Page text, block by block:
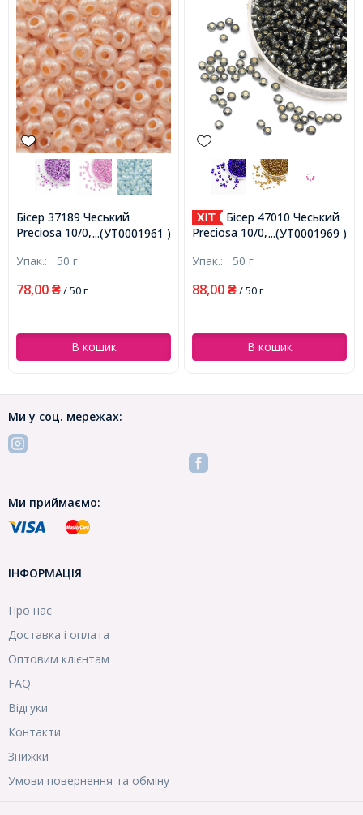
...(УТ0001961 )
Бісер 37189 Чеський
Preciosa 10/0, Алебастр AL,
(УТ0001961)
Упак.: 50 г
78,00 ₴/ 50 г
В кошик
...(УТ0001969 )
Бісер 47010 Чеський
Preciosa 10/0, Прозорий з
Чорний, Круглий,
Упак.: 50 г
88,00 ₴/ 50 г
В кошик
Ми у соц. мережах:
Ми приймаємо:
ІНФОРМАЦІЯ
Про нас
Доставка і оплата
Оптовим клієнтам
FAQ
Відгуки
Контакти
Знижки
Умови повернення та обміну